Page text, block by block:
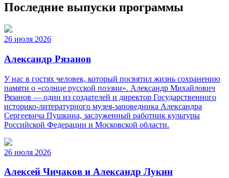
Последние выпуски программы
26 июля 2026
Александр Рязанов
У нас в гостях человек, который посвятил жизнь сохранению
памяти о «солнце русской поэзии». Александр Михайлович
Рязанов — один из создателей и директор Государственного
историко‑литературного музея‑заповедника Александра
Сергеевича Пушкина, заслуженный работник культуры
Российской Федерации и Московской области.
26 июля 2026
Алексей Чичаков и Александр Лукин